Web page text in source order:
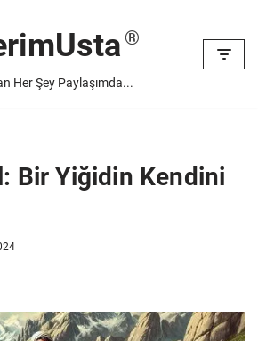
Her Şey Paylaşımda...
Bir Yiğidin Kendini